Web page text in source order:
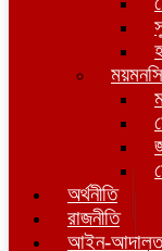
অর্থনীতি
রাজনীতি
আইন-আদালত